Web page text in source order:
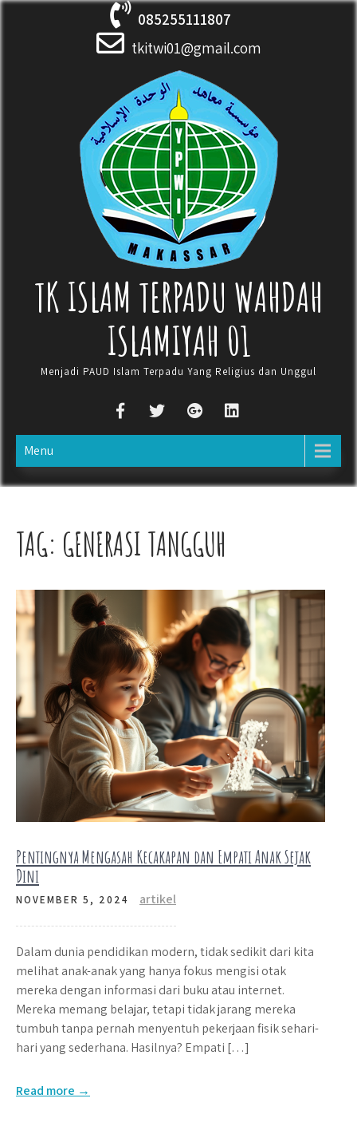
Skip
085255111807
tkitwi01@gmail.com
TK ISLAM TERPADU WAHDAH
ISLAMIYAH 01
Menjadi PAUD Islam Terpadu Yang Religius dan Unggul
Menu
TAG: GENERASI TANGGUH
Pentingnya Mengasah Kecakapan dan Empati Anak Sejak
Dini
NOVEMBER 5, 2024 artikel
Dalam dunia pendidikan modern, tidak sedikit dari kita
melihat anak-anak yang hanya fokus mengisi otak
mereka dengan informasi dari buku atau internet.
Mereka memang belajar, tetapi tidak jarang mereka
tumbuh tanpa pernah menyentuh pekerjaan fisik sehari-
hari yang sederhana. Hasilnya? Empati […]
Read more →